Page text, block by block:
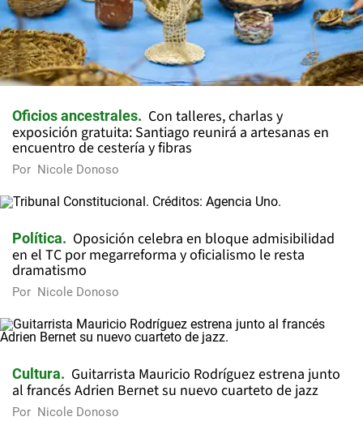
Oficios ancestrales
Con talleres, charlas y
exposición gratuita: Santiago reunirá a artesanas en
encuentro de cestería y fibras
Por Nicole Donoso
Política
Oposición celebra en bloque admisibilidad
en el TC por megarreforma y oficialismo le resta
dramatismo
Por Nicole Donoso
Cultura
Guitarrista Mauricio Rodríguez estrena junto
al francés Adrien Bernet su nuevo cuarteto de jazz
Por Nicole Donoso